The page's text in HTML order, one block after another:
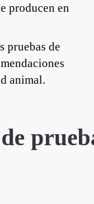
producen en
pruebas de
animal.